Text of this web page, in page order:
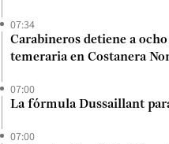
07:34
Carabineros detiene a
temeraria en Costanera
07:00
La fórmula Dussaillant
07:00